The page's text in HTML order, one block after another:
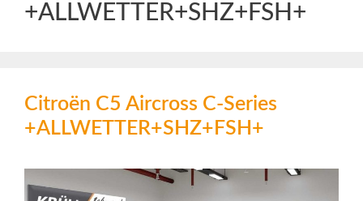
+ALLWETTER+SHZ+FSH+
Citroën C5 Aircross C-Series
+ALLWETTER+SHZ+FSH+